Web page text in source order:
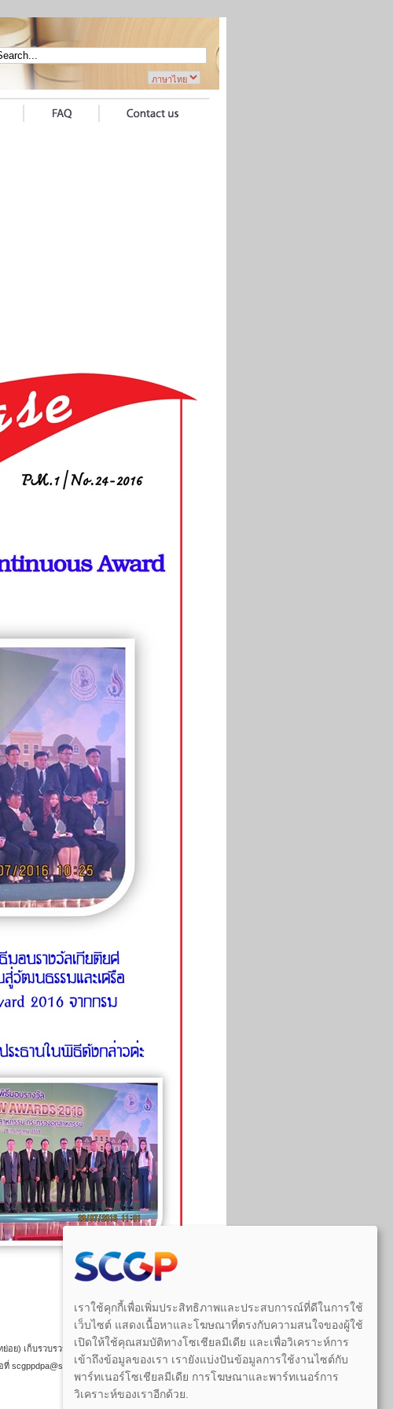
อย) เก็บรวบรวมไว้ก่อนวันที่พระราชบัญญัติคุ้มครอง
scgppdpa@scg.com
เราใช้คุกกี้เพื่อเพิ่มประสิทธิภาพและประสบการณ์ที่ดีในการใช้
เว็บไซต์ แสดงเนื้อหาและโฆษณาที่ตรงกับความสนใจของผู้ใช้
เปิดให้ใช้คุณสมบัติทางโซเชียลมีเดีย และเพื่อวิเคราะห์การ
เข้าถึงข้อมูลของเรา เรายังแบ่งปันข้อมูลการใช้งานไซต์กับ
พาร์ทเนอร์โซเชียลมีเดีย การโฆษณาและพาร์ทเนอร์การ
วิเคราะห์ของเราอีกด้วย.